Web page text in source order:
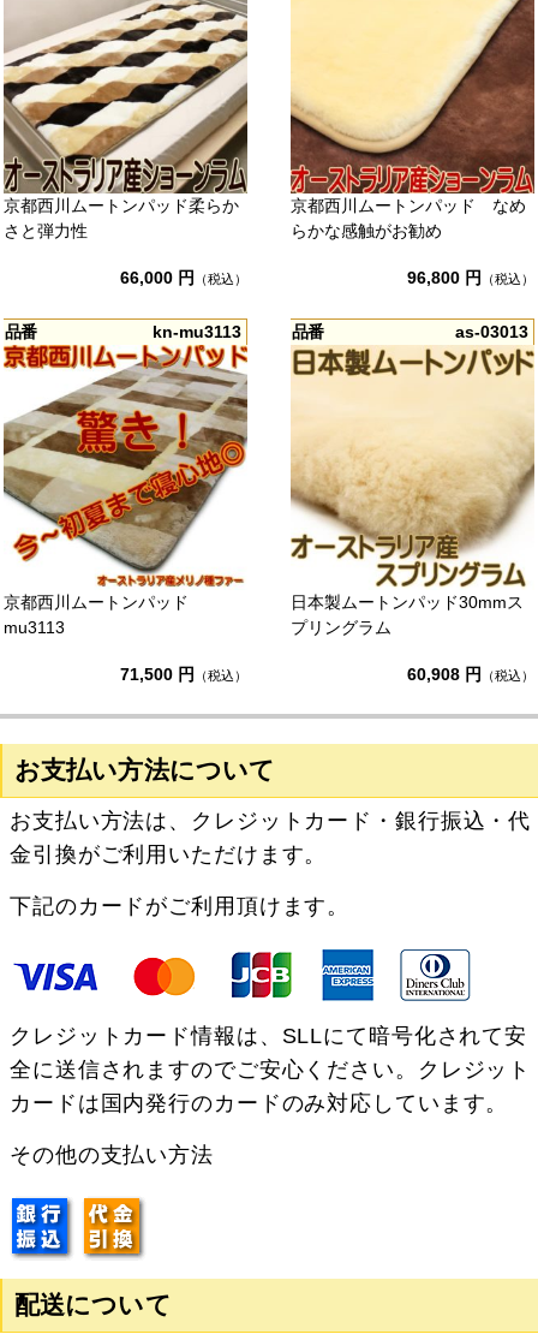
京都西川ムートンパッド柔らか
さと弾力性
66,000 円 （税込）
京都西川ムートンパッド なめ
らかな感触がお勧め
96,800 円 （税込）
品番 kn-mu3113
京都西川ムートンパッド
mu3113
71,500 円 （税込）
品番 as-03013
日本製ムートンパッド30mmス
プリングラム
60,908 円 （税込）
お支払い方法について
お支払い方法は、クレジットカード・銀行振込・代
金引換がご利用いただけます。
下記のカードがご利用頂けます。
クレジットカード情報は、SLLにて暗号化されて安
全に送信されますのでご安心ください。クレジット
カードは国内発行のカードのみ対応しています。
その他の支払い方法
配送について